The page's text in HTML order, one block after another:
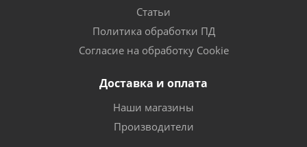
Статьи
Политика обработки ПД
Согласие на обработку Cookie
Доставка и оплата
Наши магазины
Производители